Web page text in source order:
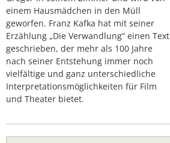
einem Hausmädchen in den Müll
geworfen. Franz Kafka hat mit seiner
Erzählung „Die Verwandlung“ einen Text
geschrieben, der mehr als 100 Jahre
nach seiner Entstehung immer noch
vielfältige und ganz unterschiedliche
Interpretationsmöglichkeiten für Film
und Theater bietet.